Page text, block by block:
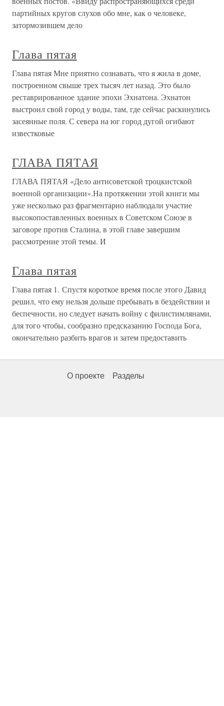
партийных кругов слухов обо мне, как о человеке,
затормозившем дело
Глава пятая
Глава пятая Мне приятно сознавать, что я жила в доме,
построенном свыше трех тысяч лет назад. Это было
реставрированное здание эпохи Эхнатона. Эхнатон
выстроил свой город у воды, там, где сейчас раскинулись
засеянные поля. С севера на юг город дугой огибают
известковые
ГЛАВА ПЯТАЯ
ГЛАВА ПЯТАЯ «Дело антисоветской троцкистской
военной организации».На протяжении этой книги мы
уже несколько раз фрагментарно наблюдали участие
высокопоставленных военных в Советском Союзе в
заговоре против Сталина, в этой главе завершим
рассмотрение этой темы. И
Глава пятая
Глава пятая 1. Спустя короткое время после этого Давид
решил, что ему нельзя дольше пребывать в бездействии и
беспечности, но следует начать войну с филистимлянами,
для того чтобы, сообразно предсказанию Господа Бога,
окончательно разбить врагов и затем предоставить
О проекте Разделы